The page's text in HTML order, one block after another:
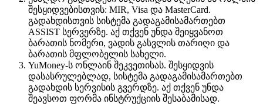
შესყიდვებისთვის: MIR, Visa და MasterCard.
გადახდისთვის სისტემა გადაგამისამართებთ
ASSIST სერვერზე. აქ თქვენ უნდა შეიყვანოთ
ბარათის ნომერი, ვადის გასვლის თარიღი და
ბარათის მფლობელის სახელი.
YuMoney-ს ონლაინ შეკვეთისას. შესყიდვის
დასასრულებლად, სისტემა გადაგამისამართებთ
გადახდის სერვისის გვერდზე. აქ თქვენ უნდა
შეავსოთ ფორმა ინსტრუქციის შესაბამისად.